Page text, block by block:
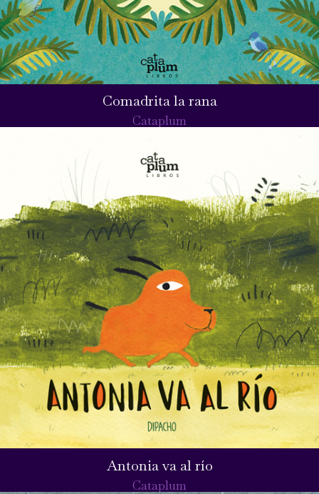
Comadrita la rana
Cataplum
Antonia va al río
Cataplum